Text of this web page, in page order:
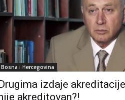
Bosna i Hercegovina
izdaje
akreditovan?!